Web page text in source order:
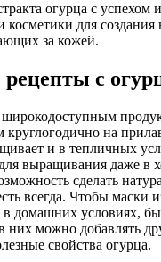
огурца с успехом
косметики для
за кожей.
с
широкодоступным
на
и в тепличных
выращивания даже в
сделать
всегда. Чтобы маски
домашних условиях,
них можно добавлять
свойства огурца.